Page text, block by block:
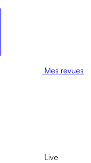
Mes revues
Live